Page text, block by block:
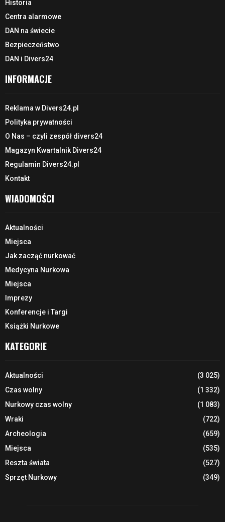
Historia
Centra alarmowe
DAN na świecie
Bezpieczeństwo
DAN i Divers24
INFORMACJE
Reklama w Divers24.pl
Polityka prywatności
O Nas – czyli zespół divers24
Magazyn Kwartalnik Divers24
Regulamin Divers24.pl
Kontakt
WIADOMOŚCI
Aktualności
Miejsca
Jak zacząć nurkować
Medycyna Nurkowa
Miejsca
Imprezy
Konferencje i Targi
Książki Nurkowe
KATEGORIE
Aktualności
(3 025)
Czas wolny
(1 332)
Nurkowy czas wolny
(1 083)
Wraki
(722)
Archeologia
(659)
Miejsca
(535)
Reszta świata
(527)
Sprzęt Nurkowy
(349)